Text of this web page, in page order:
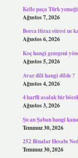
Kelle paça Türk
Ağustos 7, 2026
Borca itiraz süresi ne
Ağustos 6, 2026
Koç hangi gezegeni
Ağustos 5, 2026
Avar dili hangi dilde ?
Ağustos 4, 2026
4 harfli asalak bir
Ağustos 3, 2026
Şu an Şaban hangi
Temmuz 30, 2026
252 Binalar Hesabı
Temmuz 30, 2026